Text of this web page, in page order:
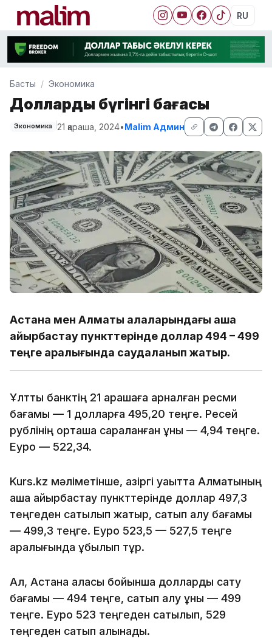
RU
Басты Экономика
Доллардың бүгінгі бағасы
Экономика 21 қараша, 2024•Malim Админ
Астана мен Алматы қалаларындағы ақша
айырбастау пункттерінде доллар 494 – 499
теңге аралығында саудаланып жатыр.
Ұлттық банктің 21 қарашаға арналған ресми
бағамы — 1 долларға 495,20 теңге. Ресей
рублінің орташа сараланған құны — 4,94 теңге.
Еуро — 522,34.
Kurs.kz мәліметінше, қазіргі уақытта Алматының
ақша айырбастау пункттерінде доллар 497,3
теңгеден сатылып жатыр, сатып алу бағамы
— 499,3 теңге. Еуро 523,5 — 527,5 теңге
аралығында құбылып тұр.
Ал, Астана қаласы бойынша долларды сату
бағамы — 494 теңге, сатып алу құны — 499
теңге. Еуро 523 теңгеден сатылып, 529
теңгеден сатып алынады.